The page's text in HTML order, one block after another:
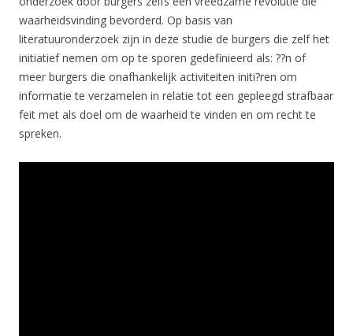
waarheidsvinding bevorderd. Op basis van
literatuuronderzoek zijn in deze studie de burgers die zelf het
initiatief nemen om op te sporen gedefinieerd als: ??n of
meer burgers die onafhankelijk activiteiten initi?ren om
informatie te verzamelen in relatie tot een gepleegd strafbaar
feit met als doel om de waarheid te vinden en om recht te
spreken.